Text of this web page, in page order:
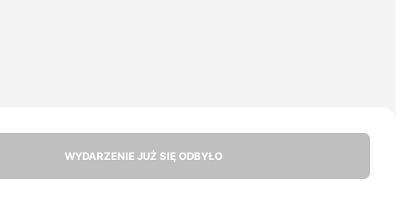
WYDARZENIE JUŻ SIĘ ODBYŁO